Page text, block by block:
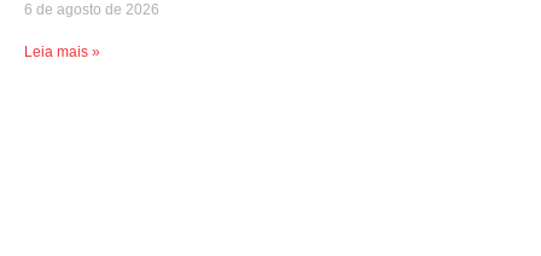
6 de agosto de 2026
Leia mais »